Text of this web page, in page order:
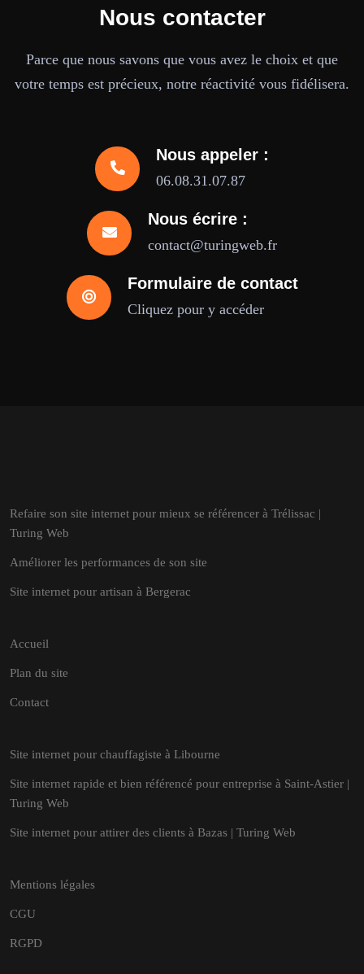
Nous contacter
Parce que nous savons que vous avez le choix et que
votre temps est précieux, notre réactivité vous fidélisera.
Nous appeler :
06.08.31.07.87
Nous écrire :
contact@turingweb.fr
Formulaire de contact
Cliquez pour y accéder
Refaire son site internet pour mieux se référencer à Trélissac |
Turing Web
Améliorer les performances de son site
Site internet pour artisan à Bergerac
Accueil
Plan du site
Contact
Site internet pour chauffagiste à Libourne
Site internet rapide et bien référencé pour entreprise à Saint-Astier |
Turing Web
Site internet pour attirer des clients à Bazas | Turing Web
Mentions légales
CGU
RGPD